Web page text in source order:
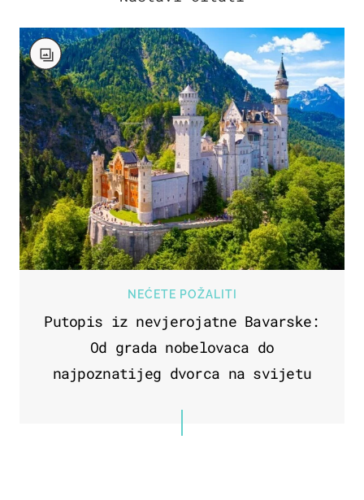
NEĆETE POŽALITI
Putopis iz nevjerojatne Bavarske:
Od grada nobelovaca do
najpoznatijeg dvorca na svijetu